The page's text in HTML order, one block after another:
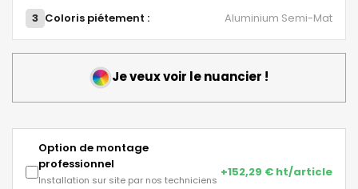
3 Coloris piétement : Aluminium Semi-Mat
Je veux voir le nuancier !
Option de montage
professionnel
Installation sur site par nos techniciens
+152,29 € ht/article